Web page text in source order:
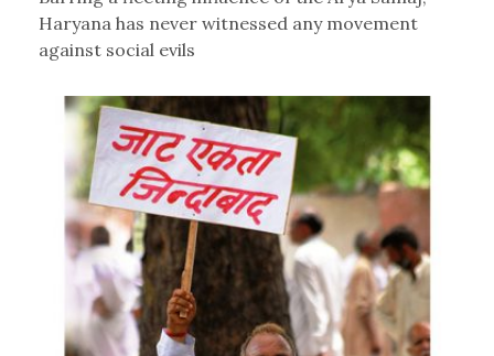
Haryana has never witnessed any movement
against social evils